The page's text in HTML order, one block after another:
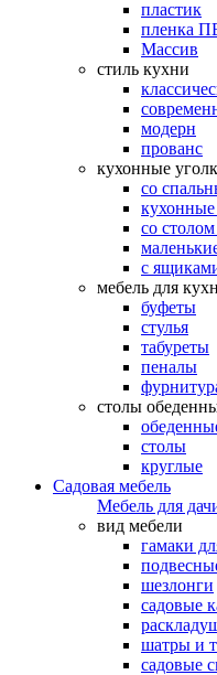
пластик
пленка
Массив
стиль кухни
модерн
прованс
кухонные
со
со
с
мебель для
буфеты
стулья
табуреты
пеналы
столы
столы
круглые
Садовая мебель
Мебель для
вид мебели
гамаки
шезлонги
садовые
шатры и
садовые